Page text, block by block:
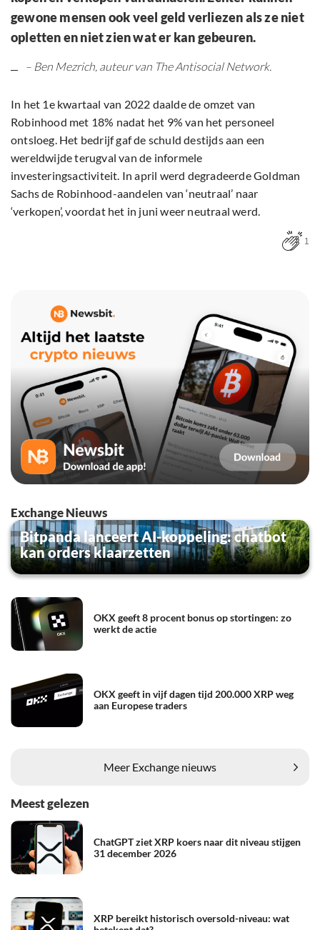
gewone mensen ook veel geld verliezen als ze niet
opletten en niet zien wat er kan gebeuren.
– Ben Mezrich, auteur van The Antisocial Network.
In het 1e kwartaal van 2022 daalde de omzet van
Robinhood met 18% nadat het 9% van het personeel
ontsloeg. Het bedrijf gaf de schuld destijds aan een
wereldwijde terugval van de informele
investeringsactiviteit. In april werd degradeerde Goldman
Sachs de Robinhood-aandelen van ‘neutraal’ naar
‘verkopen’, voordat het in juni weer neutraal werd.
1
Exchange Nieuws
Bitpanda lanceert AI-koppeling: chatbot
kan orders klaarzetten
OKX geeft 8 procent bonus op stortingen: zo
werkt de actie
OKX geeft in vijf dagen tijd 200.000 XRP weg
aan Europese traders
Meer Exchange nieuws
Meest gelezen
ChatGPT ziet XRP koers naar dit niveau stijgen
31 december 2026
XRP bereikt historisch oversold-niveau: wat